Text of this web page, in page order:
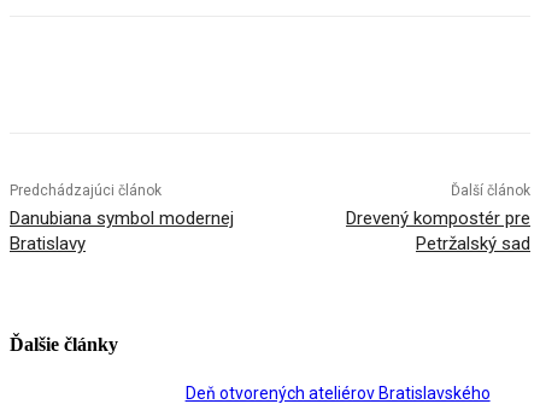
Predchádzajúci článok
Danubiana symbol modernej
Bratislavy
Ďalší článok
Drevený kompostér pre
Petržalský sad
Ďalšie články
Deň otvorených ateliérov Bratislavského